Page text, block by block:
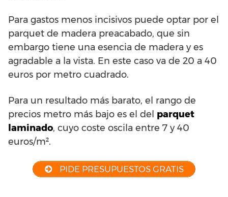
Para gastos menos incisivos puede optar por el
parquet de madera preacabado, que sin
embargo tiene una esencia de madera y es
agradable a la vista. En este caso va de 20 a 40
euros por metro cuadrado.
Para un resultado más barato, el rango de
precios metro más bajo es el del parquet
laminado, cuyo coste oscila entre 7 y 40
euros/m².
PIDE PRESUPUESTOS GRATIS